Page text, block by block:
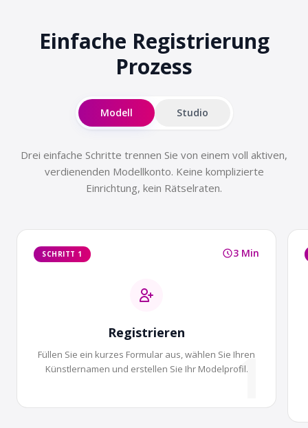
Einfache Registrierung
Prozess
Modell Studio
Drei einfache Schritte trennen Sie von einem voll aktiven,
verdienenden Modellkonto. Keine komplizierte
Einrichtung, kein Rätselraten.
SCHRITT 1 3 Min
Registrieren
Füllen Sie ein kurzes Formular aus, wählen Sie Ihren
Künstlernamen und erstellen Sie Ihr Modelprofil.
1